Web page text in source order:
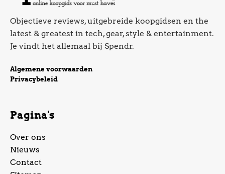
Objectieve reviews, uitgebreide koopgidsen en the
latest & greatest in tech, gear, style & entertainment.
Je vindt het allemaal bij Spendr.
Algemene voorwaarden
Privacybeleid
Pagina's
Over ons
Nieuws
Contact